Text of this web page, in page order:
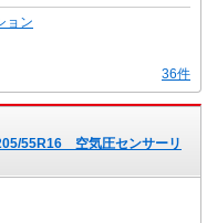
ョン
36件
55R16 空気圧センサーリ